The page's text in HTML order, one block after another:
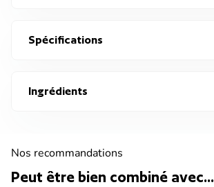
Spécifications
Ingrédients
Nos recommandations
Peut être bien combiné avec...